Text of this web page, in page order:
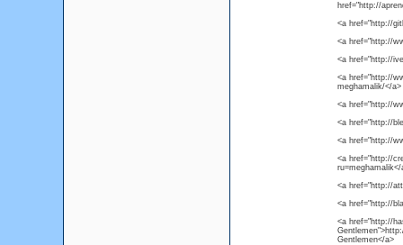
href="http://
<a href="http://
<a href="http://
<a href="http://
<a href="http://
meghamalik/</a>
<a href="http://
<a href="http://
<a href="http://
<a href="http://
ru=meghamalik</
<a href="http://
<a href="http://
<a href="http://
Gentlemen</a>